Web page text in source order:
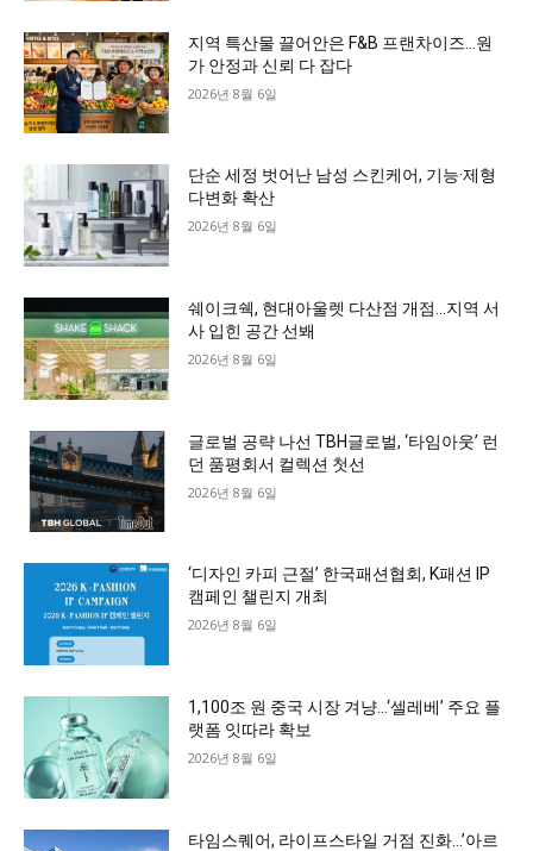
지역 특산물 끌어안은 F&B 프랜차이즈…원
가 안정과 신뢰 다 잡다
2026년 8월 6일
단순 세정 벗어난 남성 스킨케어, 기능·제형
다변화 확산
2026년 8월 6일
쉐이크쉑, 현대아울렛 다산점 개점…지역 서
사 입힌 공간 선봬
2026년 8월 6일
글로벌 공략 나선 TBH글로벌, ‘타임아웃’ 런
던 품평회서 컬렉션 첫선
2026년 8월 6일
‘디자인 카피 근절’ 한국패션협회, K패션 IP
캠페인 챌린지 개최
2026년 8월 6일
1,100조 원 중국 시장 겨냥…‘셀레베’ 주요 플
랫폼 잇따라 확보
2026년 8월 6일
타임스퀘어, 라이프스타일 거점 진화…’아르